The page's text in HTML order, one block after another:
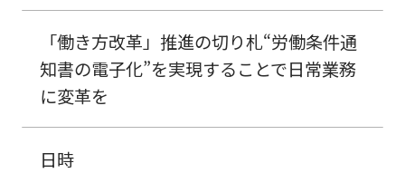
「働き方改革」推進の切り札“労働条件通
知書の電子化”を実現することで日常業務
に変革を
日時